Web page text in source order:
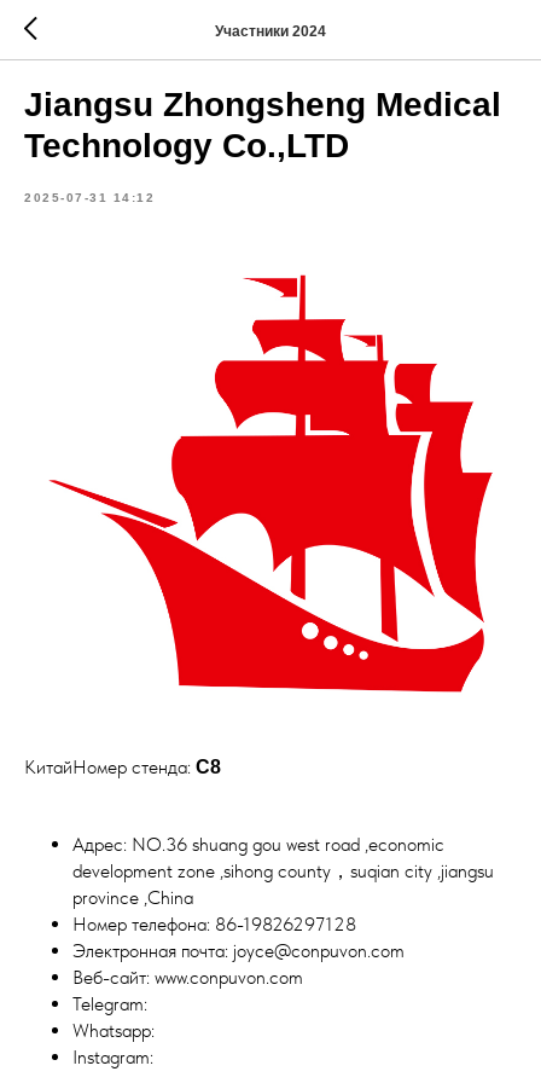
Участники 2024
Jiangsu Zhongsheng Medical
Technology Co.,LTD
2025-07-31 14:12
КитайНомер стенда: C8
Адрес: NO.36 shuang gou west road ,economic
development zone ,sihong county，suqian city ,jiangsu
province ,China
Номер телефона: 86-19826297128
Электронная почта: joyce@conpuvon.com
Веб-сайт: www.conpuvon.com
Telegram:
Whatsapp:
Instagram: